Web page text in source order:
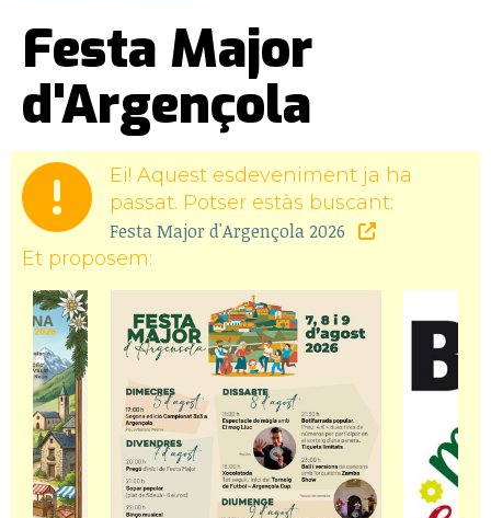
Festa Major
d'Argençola
Ei! Aquest esdeveniment ja ha
passat. Potser estàs buscant:
Festa Major d'Argençola 2026
Et proposem: